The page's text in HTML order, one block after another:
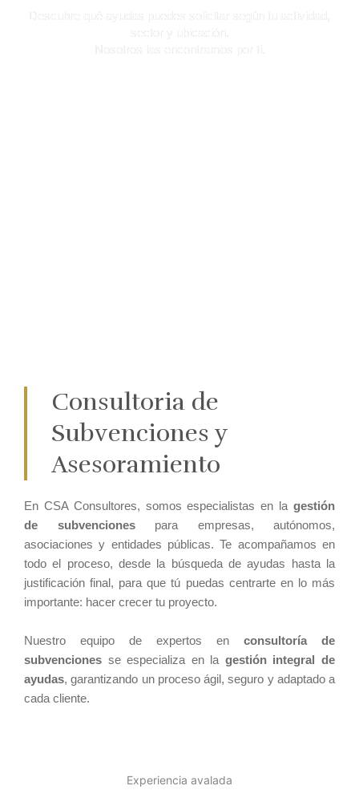
Consultoria de
Subvenciones y
Asesoramiento
En CSA Consultores, somos especialistas en la gestión
de subvencionespara empresas, autónomos,
asociaciones y entidades públicas. Te acompañamos en
todo el proceso, desde la búsqueda de ayudas hasta la
justificación final, para que tú puedas centrarte en lo más
importante: hacer crecer tu proyecto.
Nuestro equipo de expertos en consultoría de
subvenciones se especializa en la gestión integral de
ayudas, garantizando un proceso ágil, seguro y adaptado a
cada cliente.
Experiencia avalada